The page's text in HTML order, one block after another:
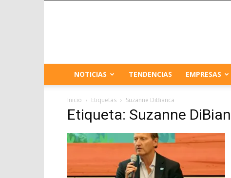
NOTICIAS TENDENCIAS EMPRESAS
Inicio Etiquetas Suzanne DiBianca
Etiqueta: Suzanne